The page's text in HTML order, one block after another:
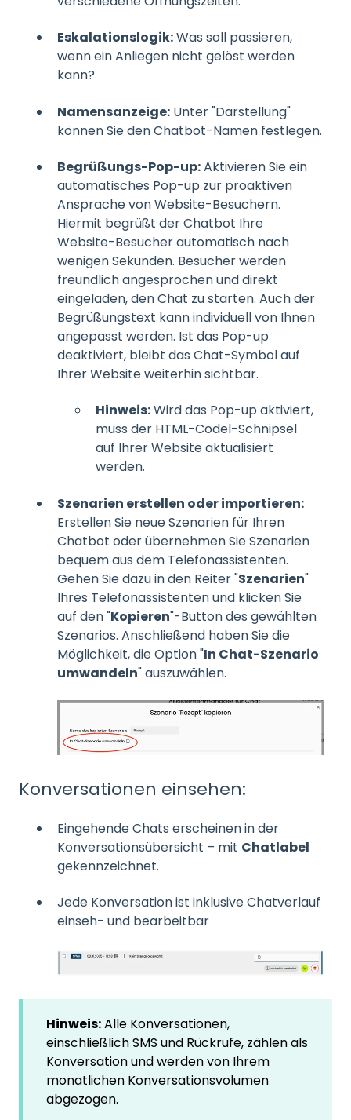
Eskalationslogik:Was soll passieren,
wenn ein Anliegen nicht gelöst werden
kann?
Namensanzeige: Unter "Darstellung"
können Sie den Chatbot-Namen festlegen.
Begrüßungs-Pop-up:Aktivieren Sie ein
automatisches Pop-up zur proaktiven
Ansprache von Website-Besuchern.
Hiermit begrüßt der Chatbot Ihre
Website-Besucher automatisch nach
wenigen Sekunden. Besucher werden
freundlich angesprochen und direkt
eingeladen, den Chat zu starten. Auch der
Begrüßungstext kann individuell von Ihnen
angepasst werden. Ist das Pop-up
deaktiviert, bleibt das Chat-Symbol auf
Ihrer Website weiterhin sichtbar.
Hinweis:Wird das Pop-up aktiviert,
muss der HTML-Codel-Schnipsel
auf Ihrer Website aktualisiert
werden.
Szenarien erstellen oder importieren:
Erstellen Sie neue Szenarien für Ihren
Chatbot oder übernehmen Sie Szenarien
bequem aus dem Telefonassistenten.
Gehen Sie dazu in den Reiter "Szenarien"
Ihres Telefonassistenten und klicken Sie
auf den "Kopieren"-Button des gewählten
Szenarios. Anschließend haben Sie die
Möglichkeit, die Option "In Chat-Szenario
umwandeln" auszuwählen.
Konversationen einsehen:
Eingehende Chats erscheinen in der
Konversationsübersicht – mit Chatlabel
gekennzeichnet.
Jede Konversation ist inklusive Chatverlauf
einseh- und bearbeitbar
Hinweis:Alle Konversationen,
einschließlich SMS und Rückrufe, zählen als
Konversation und werden von Ihrem
monatlichen Konversationsvolumen
abgezogen.